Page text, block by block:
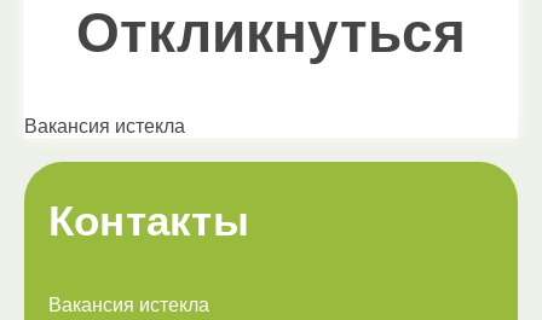
Откликнуться
Вакансия истекла
Контакты
Вакансия истекла